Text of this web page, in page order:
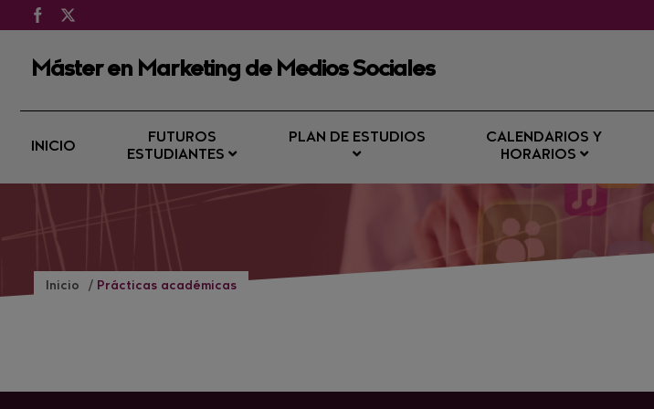
Máster en Marketing de Medios Sociales
INICIO
FUTUROS
ESTUDIANTES
PLAN DE ESTUDIOS
CALENDARIOS Y
HORARIOS
Inicio Prácticas académicas